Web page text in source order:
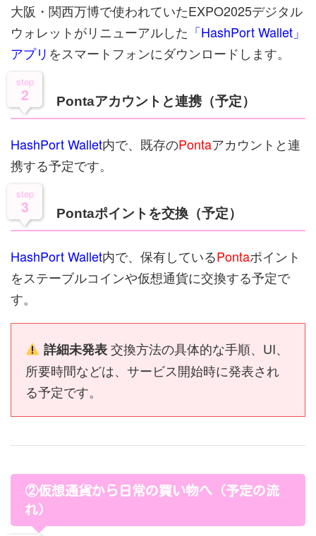
大阪・関西万博で使われていたEXPO2025デジタル
ウォレットがリニューアルした 「HashPort Wallet」
アプリ をスマートフォンにダウンロードします。
step
2 Pontaアカウントと連携（予定）
HashPort Wallet内で、既存のPontaアカウントと連
携する予定です。
step
3 Pontaポイントを交換（予定）
HashPort Wallet内で、保有しているPontaポイント
をステーブルコインや仮想通貨に交換する予定で
す。
詳細未発表交換方法の具体的な手順、UI、
所要時間などは、サービス開始時に発表され
る予定です。
②仮想通貨から日常の買い物へ（予定の流
れ）